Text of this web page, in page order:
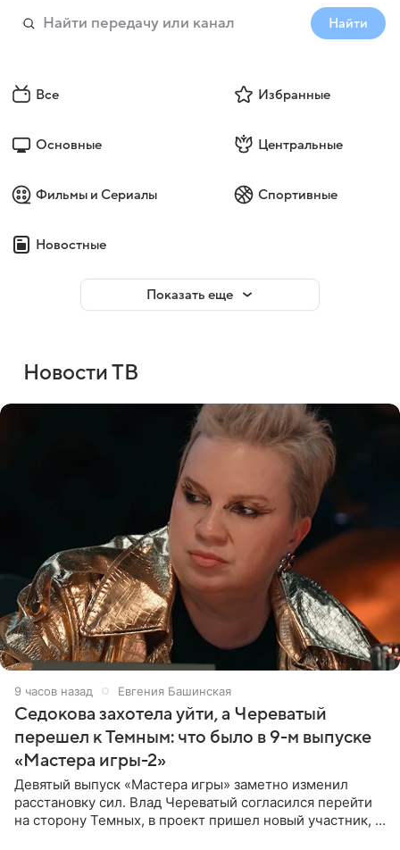
Найти
Все Избранные
Основные Центральные
Фильмы и Сериалы Спортивные
Новостные
Показать еще
Новости ТВ
9 часов назад Евгения Башинская
Седокова захотела уйти, а Череватый
перешел к Темным: что было в 9-м выпуске
«Мастера игры-2»
Девятый выпуск «Мастера игры» заметно изменил
расстановку сил. Влад Череватый согласился перейти
на сторону Темных, в проект пришел новый участник, а